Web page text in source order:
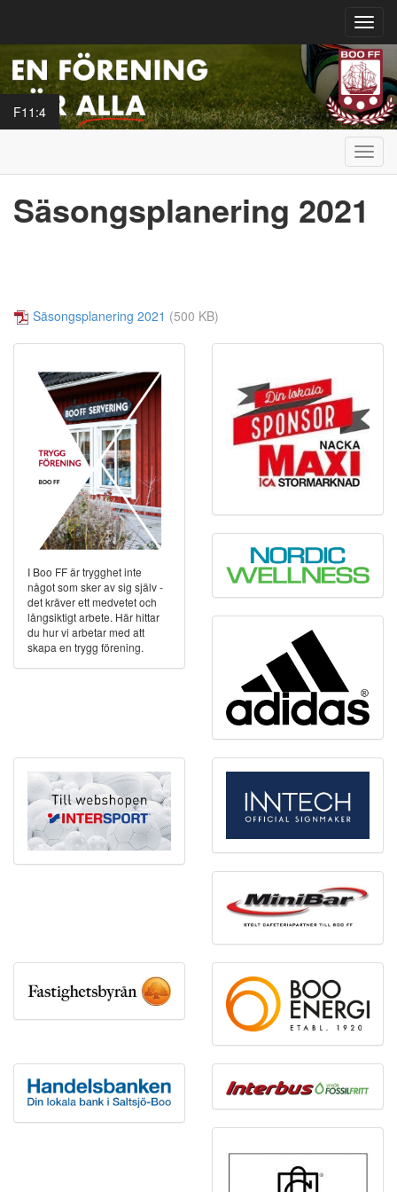
F11:4
Säsongsplanering 2021
Säsongsplanering 2021 (500 KB)
I Boo FF är trygghet inte
något som sker av sig själv -
det kräver ett medvetet och
långsiktigt arbete. Här hittar
du hur vi arbetar med att
skapa en trygg förening.